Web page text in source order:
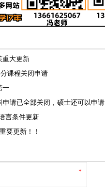
重大更新
课程关闭申请
一
申请已全部关闭，硕士还可以申请
言条件更新
要更新！！
*